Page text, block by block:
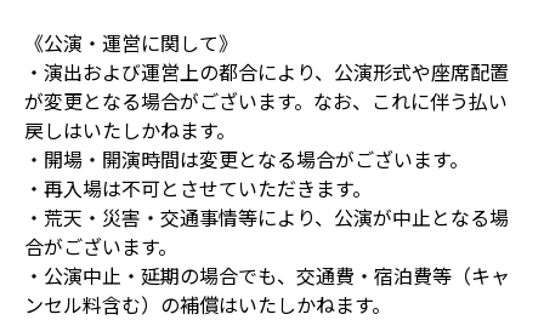
《公演・運営に関して》
・演出および運営上の都合により、公演形式や座席配置
が変更となる場合がございます。なお、これに伴う払い
戻しはいたしかねます。
・開場・開演時間は変更となる場合がございます。
・再入場は不可とさせていただきます。
・荒天・災害・交通事情等により、公演が中止となる場
合がございます。
・公演中止・延期の場合でも、交通費・宿泊費等（キャ
ンセル料含む）の補償はいたしかねます。